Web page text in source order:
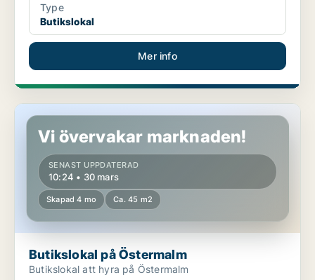
Type
Butikslokal
Mer info
Butikslokal på Östermalm
Vi övervakar marknaden!
SENAST UPPDATERAD
10:24 • 30 mars
Skapad 4 mo Ca. 45 m2
Butikslokal på Östermalm
Butikslokal att hyra på Östermalm